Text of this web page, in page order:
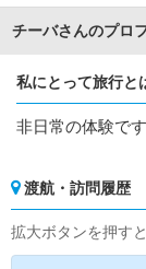
チーバさんのプロ
私にとって旅行と
非日常の体験です
渡航・訪問履歴
拡大ボタンを押す